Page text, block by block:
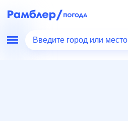
Введите город или место